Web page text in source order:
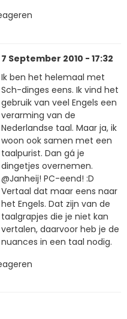
7 September 2010 - 17:32
Ik ben het helemaal met
Sch-dinges eens. Ik vind het
gebruik van veel Engels een
verarming van de
Nederlandse taal. Maar ja, ik
woon ook samen met een
taalpurist. Dan gá je
dingetjes overnemen.
@Janheij! PC-eend! :D
Vertaal dat maar eens naar
het Engels. Dat zijn van de
taalgrapjes die je niet kan
vertalen, daarvoor heb je de
nuances in een taal nodig.